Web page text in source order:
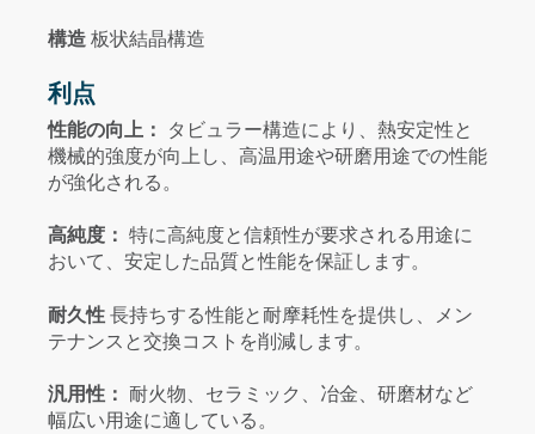
構造板状結晶構造
利点
性能の向上： タビュラー構造により、熱安定性と
機械的強度が向上し、高温用途や研磨用途での性能
が強化される。
高純度： 特に高純度と信頼性が要求される用途に
おいて、安定した品質と性能を保証します。
耐久性長持ちする性能と耐摩耗性を提供し、メン
テナンスと交換コストを削減します。
汎用性： 耐火物、セラミック、冶金、研磨材など
幅広い用途に適している。